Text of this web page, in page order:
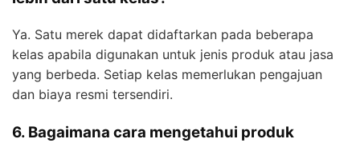
Ya. Satu merek dapat didaftarkan pada beberapa
kelas apabila digunakan untuk jenis produk atau jasa
yang berbeda. Setiap kelas memerlukan pengajuan
dan biaya resmi tersendiri.
6. Bagaimana cara mengetahui produk